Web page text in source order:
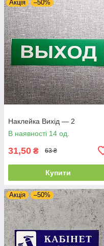
Акція –50%
Наклейка Вихід — 2
В наявності 14 од.
31,50 ₴ 63 ₴
Купити
Акція –50%